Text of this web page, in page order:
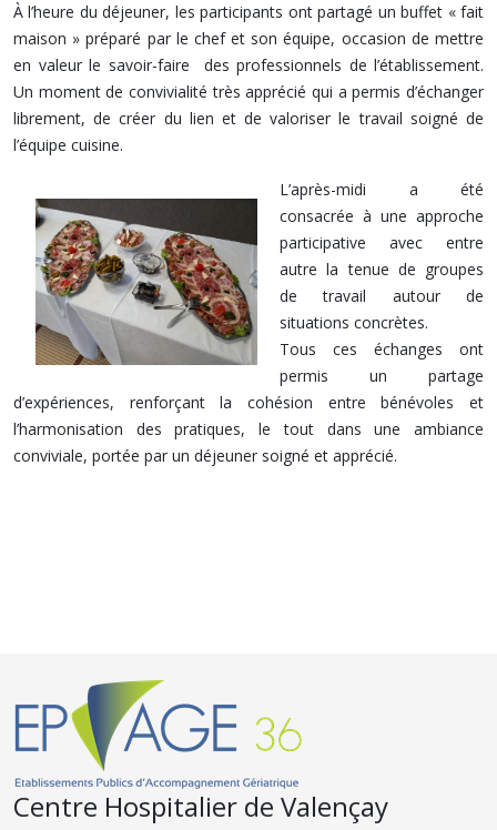
À l’heure du déjeuner, les participants ont partagé un buffet « fait
maison » préparé par le chef et son équipe, occasion de mettre
en valeur le savoir-faire des professionnels de l’établissement.
Un moment de convivialité très apprécié qui a permis d’échanger
librement, de créer du lien et de valoriser le travail soigné de
l’équipe cuisine.
L’après-midi a été
consacrée à une approche
participative avec entre
autre la tenue de groupes
de travail autour de
situations concrètes.
Tous ces échanges ont
permis un partage
d’expériences, renforçant la cohésion entre bénévoles et
l’harmonisation des pratiques, le tout dans une ambiance
conviviale, portée par un déjeuner soigné et apprécié.
Centre Hospitalier de Valençay